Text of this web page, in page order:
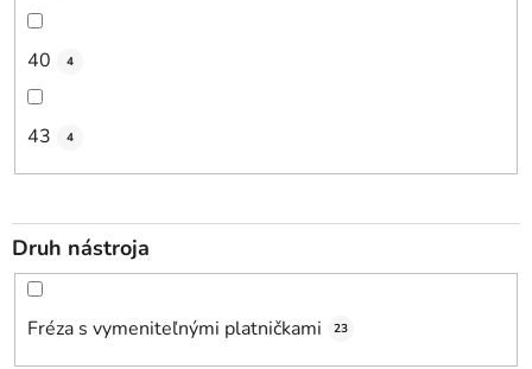
40 4
43 4
Druh nástroja
Fréza s vymeniteľnými platničkami 23